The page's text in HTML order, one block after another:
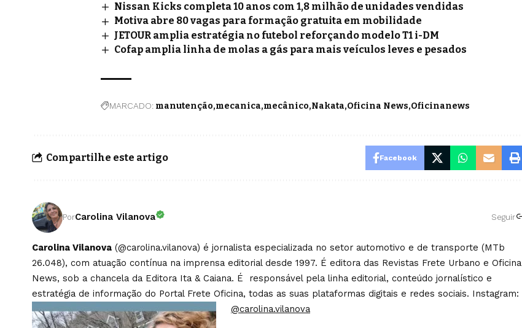
Nissan Kicks completa 10 anos com 1,8 milhão de unidades vendidas
Motiva abre 80 vagas para formação gratuita em mobilidade
JETOUR amplia estratégia no futebol reforçando modelo T1 i-DM
Cofap amplia linha de molas a gás para mais veículos leves e pesados
MARCADO: manutenção mecanica mecânico Nakata Oficina News Oficinanews
Compartilhe este artigo Facebook
PorCarolina Vilanova Seguir
Carolina Vilanova (@carolina.vilanova) é jornalista especializada no setor automotivo e de transporte (MTb
26.048), com atuação contínua na imprensa editorial desde 1997. É editora das Revistas Frete Urbano e Oficina
News, sob a chancela da Editora Ita & Caiana. É responsável pela linha editorial, conteúdo jornalístico e
estratégia de informação do Portal Frete Oficina, todas as suas plataformas digitais e redes sociais. Instagram:
@carolina.vilanova